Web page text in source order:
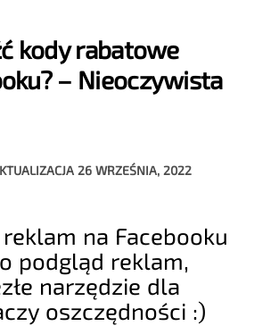
kody rabatowe
– Nieoczywista
26 WRZEŚNIA, 2022
na Facebooku
podgląd reklam,
narzędzie dla
oszczędności :)